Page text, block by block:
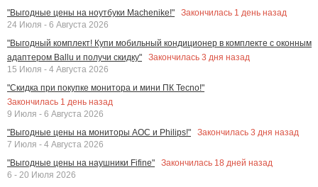
"Выгодные цены на ноутбуки Machenike!"
Закончилась 1 день назад
24 Июля - 6 Августа 2026
"Выгодный комплект! Купи мобильный кондиционер в комплекте с оконным
адаптером Ballu и получи скидку"
Закончилась 3 дня назад
15 Июля - 4 Августа 2026
"Скидка при покупке монитора и мини ПК Tecno!"
Закончилась 1 день назад
9 Июля - 6 Августа 2026
"Выгодные цены на мониторы AOC и Philips!"
Закончилась 3 дня назад
7 Июля - 4 Августа 2026
"Выгодные цены на наушники Fifine"
Закончилась 18 дней назад
6 - 20 Июля 2026